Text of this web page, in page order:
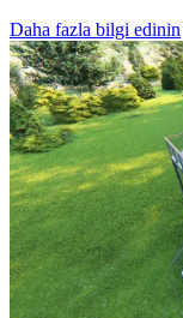
Daha fazla bilgi edinin